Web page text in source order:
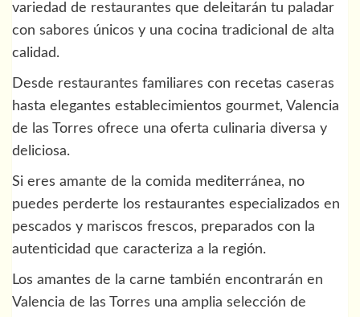
variedad de restaurantes que deleitarán tu paladar
con sabores únicos y una cocina tradicional de alta
calidad.
Desde restaurantes familiares con recetas caseras
hasta elegantes establecimientos gourmet, Valencia
de las Torres ofrece una oferta culinaria diversa y
deliciosa.
Si eres amante de la comida mediterránea, no
puedes perderte los restaurantes especializados en
pescados y mariscos frescos, preparados con la
autenticidad que caracteriza a la región.
Los amantes de la carne también encontrarán en
Valencia de las Torres una amplia selección de